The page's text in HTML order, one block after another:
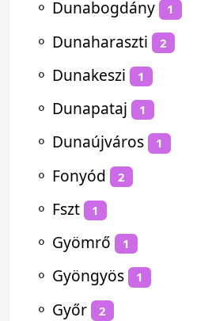
⚬ Dunabogdány 1
⚬ Dunaharaszti 2
⚬ Dunakeszi 1
⚬ Dunapataj 1
⚬ Dunaújváros 1
⚬ Fonyód 2
⚬ Fszt 1
⚬ Gyömrő 1
⚬ Gyöngyös 1
⚬ Győr 2